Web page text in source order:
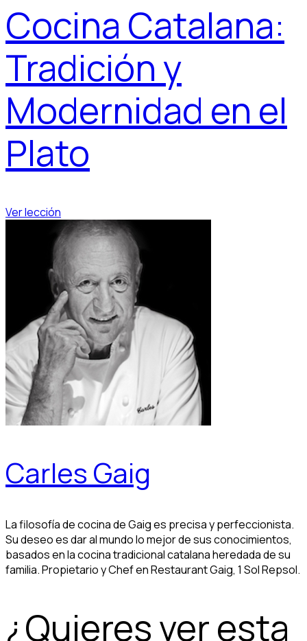
Cocina Catalana:
Tradición y
Modernidad en el
Plato
Ver lección
Carles Gaig
La filosofía de cocina de Gaig es precisa y perfeccionista.
Su deseo es dar al mundo lo mejor de sus conocimientos,
basados en la cocina tradicional catalana heredada de su
familia. Propietario y Chef en Restaurant Gaig, 1 Sol Repsol.
¿Quieres ver esta